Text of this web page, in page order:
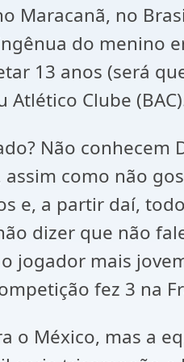
Maracanã, no
do menino
13 anos (será
Clube
Não
como não
e, a partir daí,
dizer que não
jogador mais
fez 3 na
o México, mas a